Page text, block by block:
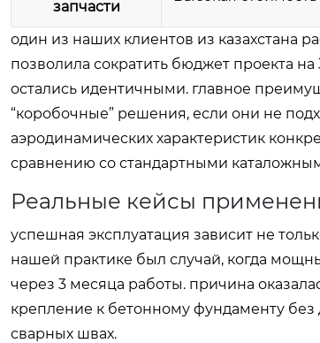
запчасти
один из наших клиентов из казахстана
позволила сократить бюджет проекта на
остались идентичными. главное
“коробочные” решения, если они не
аэродинамических характеристик
сравнению со стандартными
Реальные кейсы
успешная эксплуатация зависит не
нашей практике был случай, когда
через 3 месяца работы. причина
крепление к бетонному фундаменту
сварных швах.